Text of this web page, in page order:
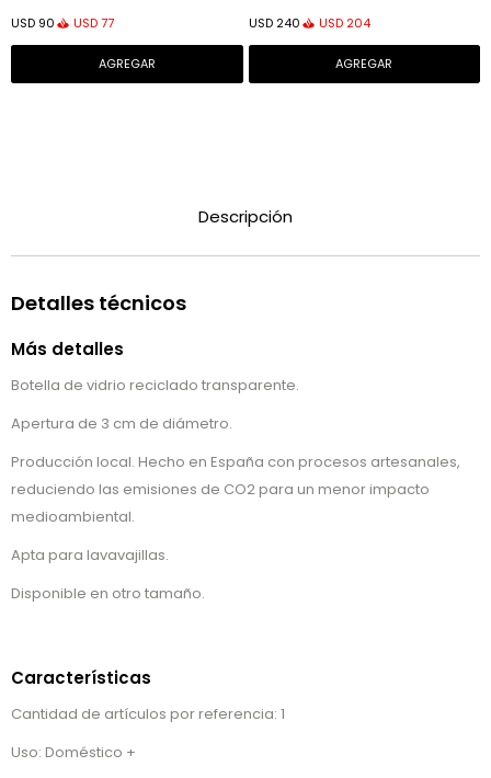
USD 90 USD77 USD 240 USD 204
Descripción
Detalles técnicos
Más detalles
Botella de vidrio reciclado transparente.
Apertura de 3 cm de diámetro.
Producción local. Hecho en España con procesos artesanales,
reduciendo las emisiones de CO2 para un menor impacto
medioambiental.
Apta para lavavajillas.
Disponible en otro tamaño.
Características
Cantidad de artículos por referencia: 1
Uso: Doméstico +